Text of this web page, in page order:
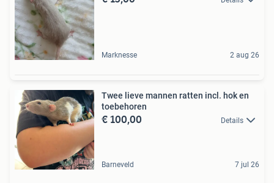
Marknesse 2 aug 26
Twee lieve mannen ratten incl. hok en
toebehoren
€ 100,00 Details
Barneveld 7 jul 26